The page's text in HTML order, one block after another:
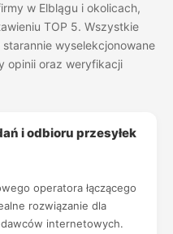
w Elblągu i okolicach,
TOP 5. Wszystkie
wyselekcjonowane
opinii oraz weryfikacji
i odbioru przesyłek
operatora łączącego
rozwiązanie dla
internetowych.